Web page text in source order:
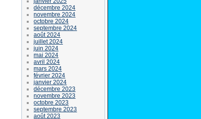
décembre 2024
novembre 2024
octobre 2024
septembre 2024
août 2024
juillet 2024
juin 2024
mai 2024
avril 2024
mars 2024
février 2024
janvier 2024
décembre 2023
novembre 2023
octobre 2023
septembre 2023
août 2023